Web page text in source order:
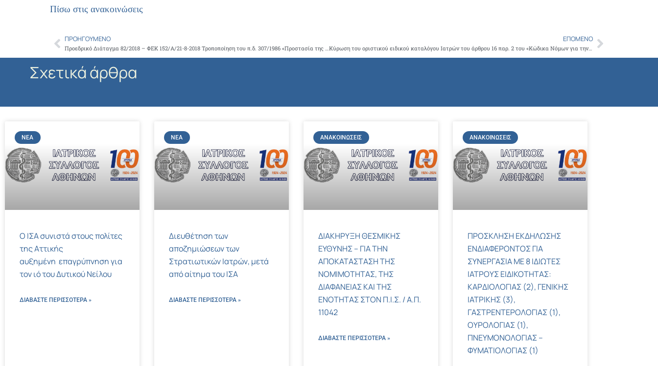
Πίσω στις ανακοινώσεις
Prev
ΠΡΟΗΓΟΎΜΕΝΟ
Προεδρικό Διάταγμα 82/2018 – ΦΕΚ 152/Α/21-8-2018 Τροποποίηση του π.δ. 307/1986 «Προστασία της υγείας των εργαζομένων που εκτίθενται σε ορισμένους χημικούς παράγοντες κατά την διάρκεια της εργασίας τους» (135 Α΄) όπως έχει τροποποιηθεί και ισχύει, σε συμμό
ΕΠΌΜΕΝΟ
Κύρωση του οριστικού ειδικού καταλόγου Ιατρών του άρθρου 16 παρ. 2 του «Κώδικα Νόμων για την Υγεία και την Ασφάλεια των εργαζομένων» (Κ.Ν.Υ.Α.Ε), που κυρώθηκε με το άρθρο πρώτο του ν. 3850/2010 «Κύρωση του Κώδικα νόμων για την υγεία και την ασφάλεια των εNext
Σχετικά άρθρα
ΝΈΑ
Ο ΙΣΑ συνιστά στους πολίτες
της Αττικής
αυξημένη επαγρύπνηση για
τον ιό του Δυτικού Νείλου
ΔΙΑΒΑΣΤΕ ΠΕΡΙΣΣΌΤΕΡΑ »
ΝΈΑ
Διευθέτηση των
αποζημιώσεων των
Στρατιωτικών Ιατρών, μετά
από αίτημα του ΙΣΑ
ΔΙΑΒΑΣΤΕ ΠΕΡΙΣΣΌΤΕΡΑ »
ΑΝΑΚΟΙΝΏΣΕΙΣ
ΔΙΑΚΗΡΥΞΗ ΘΕΣΜΙΚΗΣ
ΕΥΘΥΝΗΣ – ΓΙΑ ΤΗΝ
ΑΠΟΚΑΤΑΣΤΑΣΗ ΤΗΣ
ΝΟΜΙΜΟΤΗΤΑΣ, ΤΗΣ
ΔΙΑΦΑΝΕΙΑΣ ΚΑΙ ΤΗΣ
ΕΝΟΤΗΤΑΣ ΣΤΟΝ Π.Ι.Σ. / Α.Π.
11042
ΔΙΑΒΑΣΤΕ ΠΕΡΙΣΣΌΤΕΡΑ »
ΑΝΑΚΟΙΝΏΣΕΙΣ
ΠΡΟΣΚΛΗΣΗ ΕΚΔΗΛΩΣΗΣ
ΕΝΔΙΑΦΕΡΟΝΤΟΣ ΓΙΑ
ΣΥΝΕΡΓΑΣΙΑ ΜΕ 8 ΙΔΙΩΤΕΣ
ΙΑΤΡΟΥΣ ΕΙΔΙΚΟΤΗΤΑΣ:
ΚΑΡΔΙΟΛΟΓΙΑΣ (2), ΓΕΝΙΚΗΣ
ΙΑΤΡΙΚΗΣ (3),
ΓΑΣΤΡΕΝΤΕΡΟΛΟΓΙΑΣ (1),
ΟΥΡΟΛΟΓΙΑΣ (1),
ΠΝΕΥΜΟΝΟΛΟΓΙΑΣ –
ΦΥΜΑΤΙΟΛΟΓΙΑΣ (1)